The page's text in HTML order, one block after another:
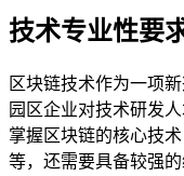
技术专业性要
区块链技术作为一项
园区企业对技术研发
掌握区块链的核心技
等，还需要具备较强